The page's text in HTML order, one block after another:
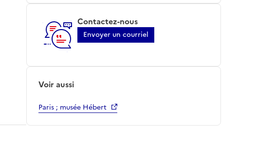
Contactez-nous
Envoyer un courriel
Voir aussi
Paris ; musée Hébert